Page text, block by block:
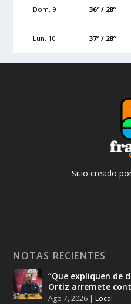
Dom. 9 36º / 28º
Lun. 10 37º / 28º
Sitio creado
NOTAS RECIENTES
“Que expliquen de
Ortiz arremete
Ago 7, 2026 | Local